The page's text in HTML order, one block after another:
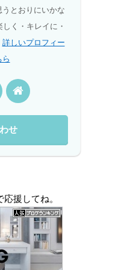
とおりにいかな
く・キレイに・
詳しいプロフィー
ら
せ
援してね。